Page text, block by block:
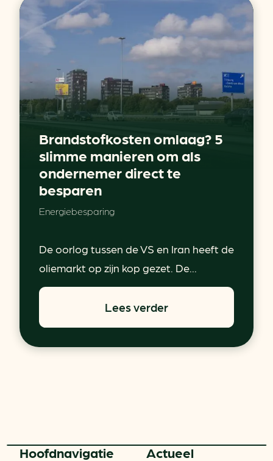
Brandstofkosten omlaag? 5
slimme manieren om als
ondernemer direct te
besparen
Energiebesparing
De oorlog tussen de VS en Iran heeft de
oliemarkt op zijn kop gezet. De...
Lees verder
Hoofd­navigatie Actueel